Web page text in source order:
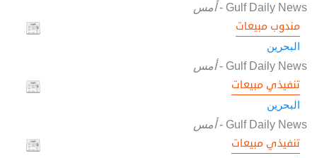
Gulf Daily News
-أمس
مندوب مبيعات
البحرين
Gulf Daily News
-أمس
تنفيذي مبيعات
البحرين
Gulf Daily News
-أمس
تنفيذي مبيعات